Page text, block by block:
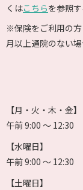
くはこちらを参照
※保険をご利用の
月以上通院のない
【月・火・木・金】
午前 9:00 〜 12:30
【水曜日】
午前 9:00 〜 12:30
【土曜日】